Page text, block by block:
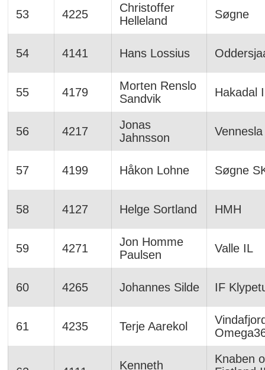
53 4225
Christoffer
Helleland
Søgne
54 4141 Hans Lossius
55 4179
Morten Renslo
Sandvik
Hakadal
56 4217
Jonas
Jahnsson
Vennesla
57 4199 Håkon Lohne Søgne
58 4127 Helge Sortland HMH
59 4271
Jon Homme
Paulsen
Valle IL
60 4265 Johannes Silde IF
61 4235 Terje Aarekol
Kenneth
Knaben